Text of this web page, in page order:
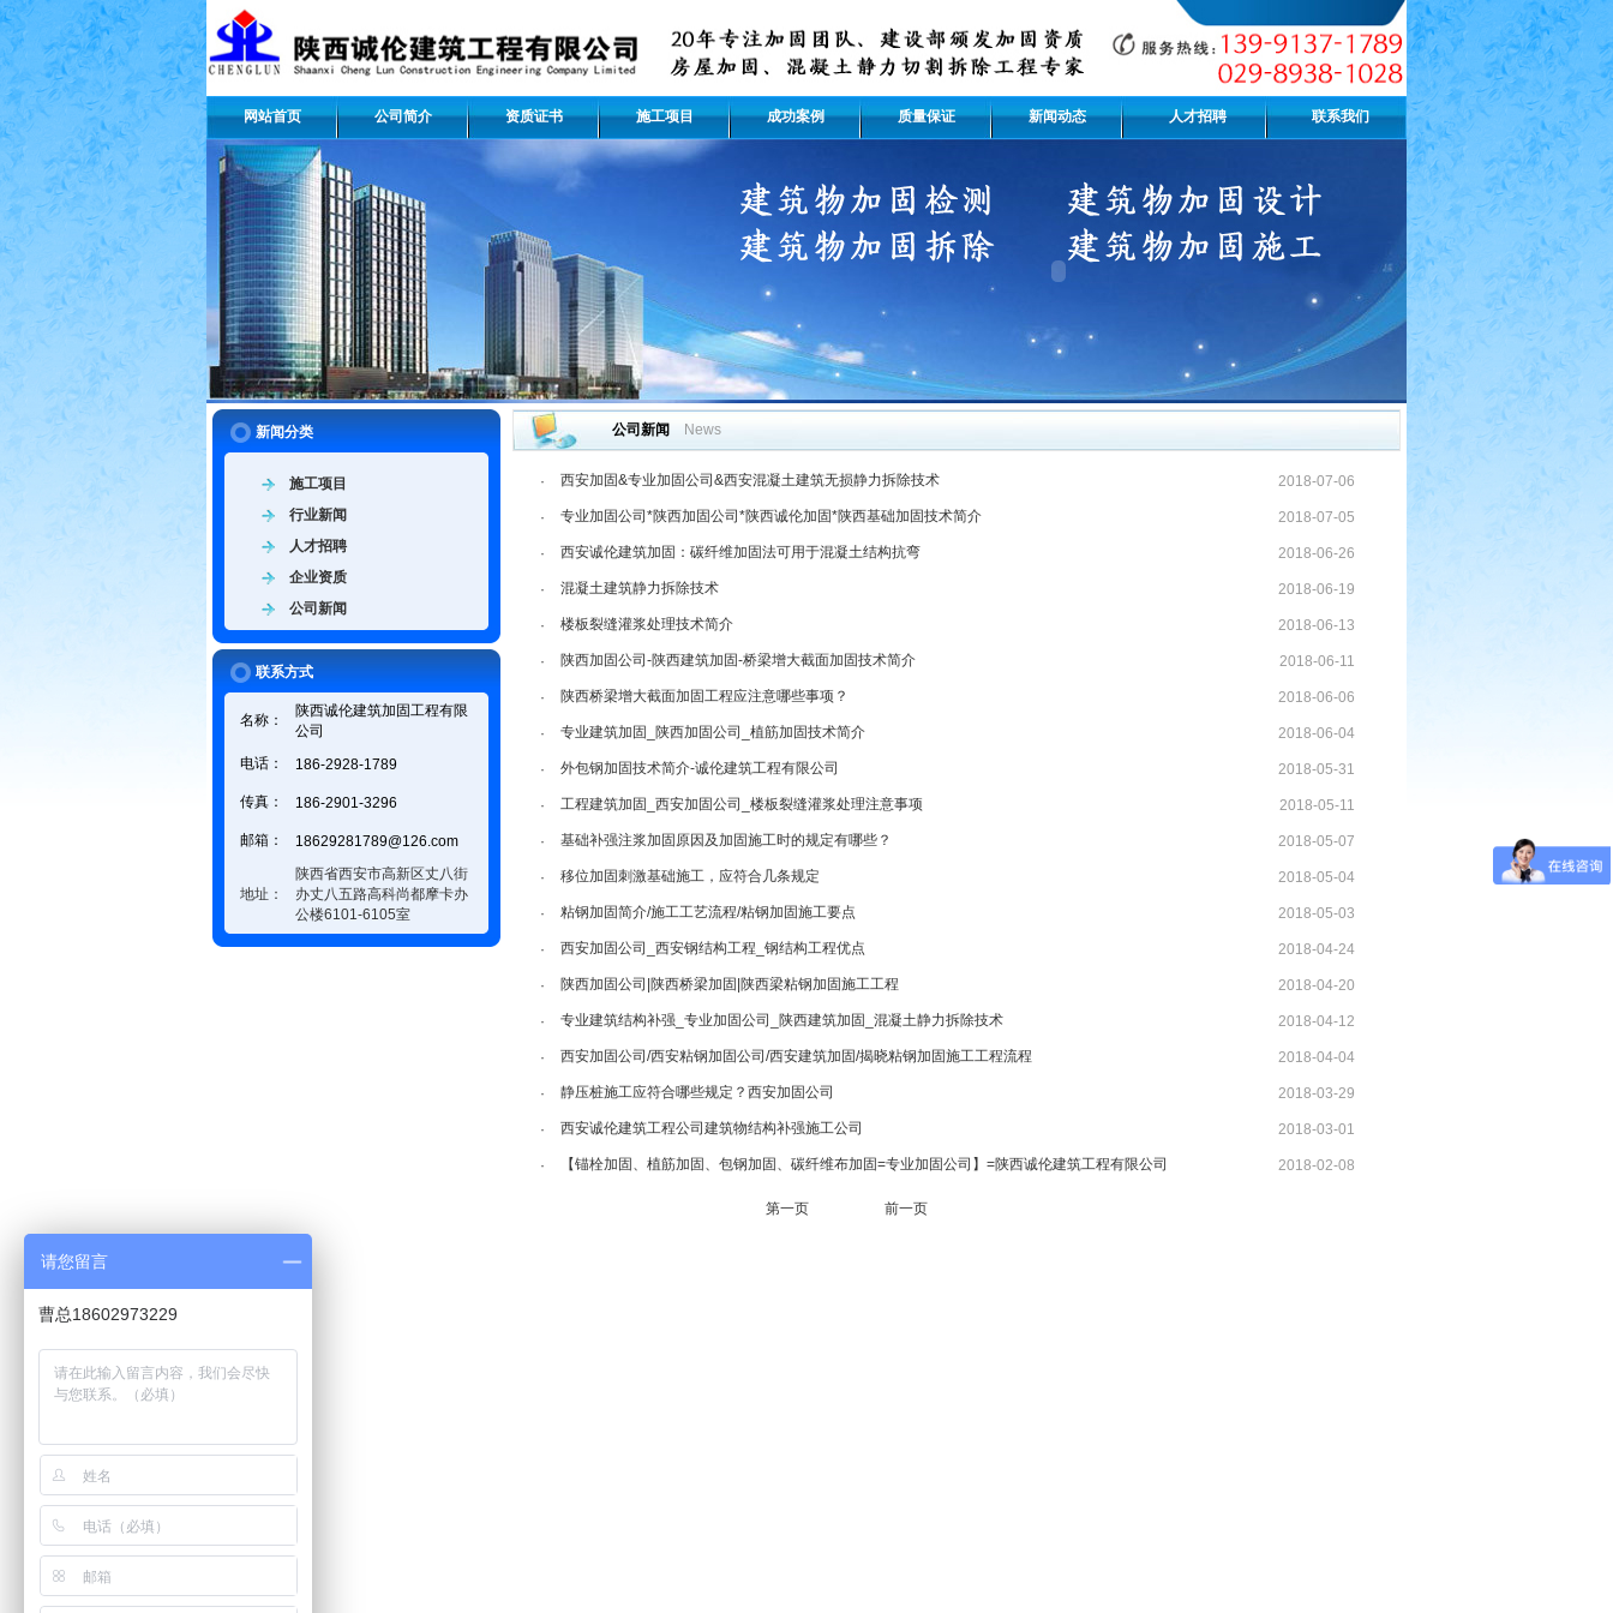
网站首页 公司简介 资质证书 施工项目 成功案例 质量保证 新闻动态 人才招聘 联系我们
新闻分类
施工项目
行业新闻
人才招聘
企业资质
公司新闻
联系方式
名称：
陕西诚伦建筑加固工程有限
公司
电话：
186-2928-1789
传真： 186-2901-3296
邮箱： 18629281789@126.com
地址：
陕西省西安市高新区丈八街
办丈八五路高科尚都摩卡办
公楼6101-6105室
公司新闻 News
· 西安加固&专业加固公司&西安混凝土建筑无损静力拆除技术 2018-07-06
· 专业加固公司*陕西加固公司*陕西诚伦加固*陕西基础加固技术简介 2018-07-05
· 西安诚伦建筑加固：碳纤维加固法可用于混凝土结构抗弯 2018-06-26
· 混凝土建筑静力拆除技术 2018-06-19
· 楼板裂缝灌浆处理技术简介 2018-06-13
· 陕西加固公司-陕西建筑加固-桥梁增大截面加固技术简介 2018-06-11
· 陕西桥梁增大截面加固工程应注意哪些事项？ 2018-06-06
· 专业建筑加固_陕西加固公司_植筋加固技术简介 2018-06-04
· 外包钢加固技术简介-诚伦建筑工程有限公司 2018-05-31
· 工程建筑加固_西安加固公司_楼板裂缝灌浆处理注意事项 2018-05-11
· 基础补强注浆加固原因及加固施工时的规定有哪些？ 2018-05-07
· 移位加固刺激基础施工，应符合几条规定 2018-05-04
· 粘钢加固简介/施工工艺流程/粘钢加固施工要点 2018-05-03
· 西安加固公司_西安钢结构工程_钢结构工程优点 2018-04-24
· 陕西加固公司|陕西桥梁加固|陕西梁粘钢加固施工工程 2018-04-20
· 专业建筑结构补强_专业加固公司_陕西建筑加固_混凝土静力拆除技术 2018-04-12
· 西安加固公司/西安粘钢加固公司/西安建筑加固/揭晓粘钢加固施工工程流程 2018-04-04
· 静压桩施工应符合哪些规定？西安加固公司 2018-03-29
· 西安诚伦建筑工程公司建筑物结构补强施工公司 2018-03-01
· 【锚栓加固、植筋加固、包钢加固、碳纤维布加固=专业加固公司】=陕西诚伦建筑工程有限公司 2018-02-08
第一页 前一页
请您留言
曹总18602973229